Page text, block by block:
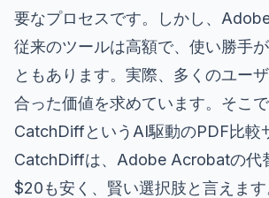
要なプロセスです。しかし、
従来のツールは高額で、使い勝手
ともあります。実際、多くのユー
合った価値を求めています。そこで
CatchDiffというAI駆動のPDF比較
CatchDiffは、Adobe Acrobatの代
$20も安く、賢い選択肢と言えます